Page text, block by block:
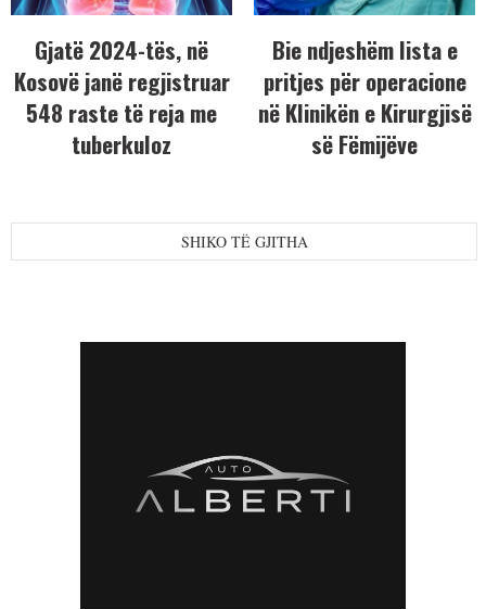
Gjatë 2024-tës, në
Kosovë janë regjistruar
548 raste të reja me
tuberkuloz
Bie ndjeshëm lista e
pritjes për operacione
në Klinikën e Kirurgjisë
së Fëmijëve
SHIKO TË GJITHA